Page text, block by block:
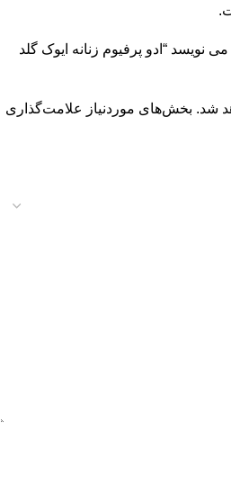
نویسد “ادو پرفیوم زنانه ایوک گلد
شد. بخش‌های موردنیاز علامت‌گذاری